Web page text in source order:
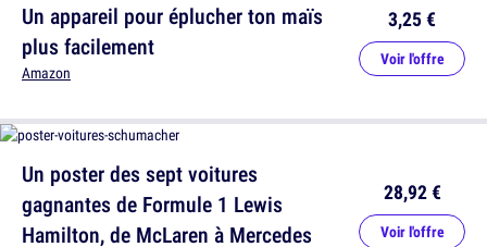
Un appareil pour éplucher ton maïs
plus facilement
Amazon
3,25 €
Voir l'offre
Un poster des sept voitures
gagnantes de Formule 1 Lewis
Hamilton, de McLaren à Mercedes
28,92 €
Voir l'offre